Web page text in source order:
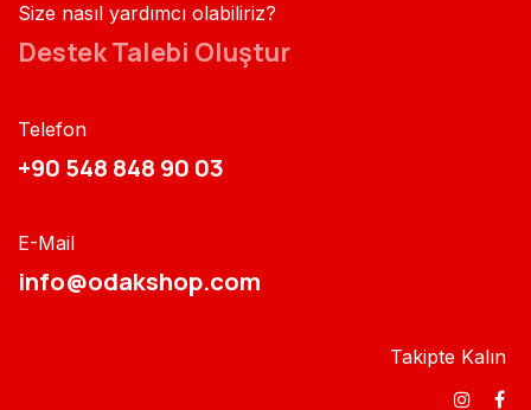
Size nasıl yardımcı olabiliriz?
Destek Talebi Oluştur
Telefon
+90 548 848 90 03​​
E-Mail
info@odakshop.com​
Takipte Kalın